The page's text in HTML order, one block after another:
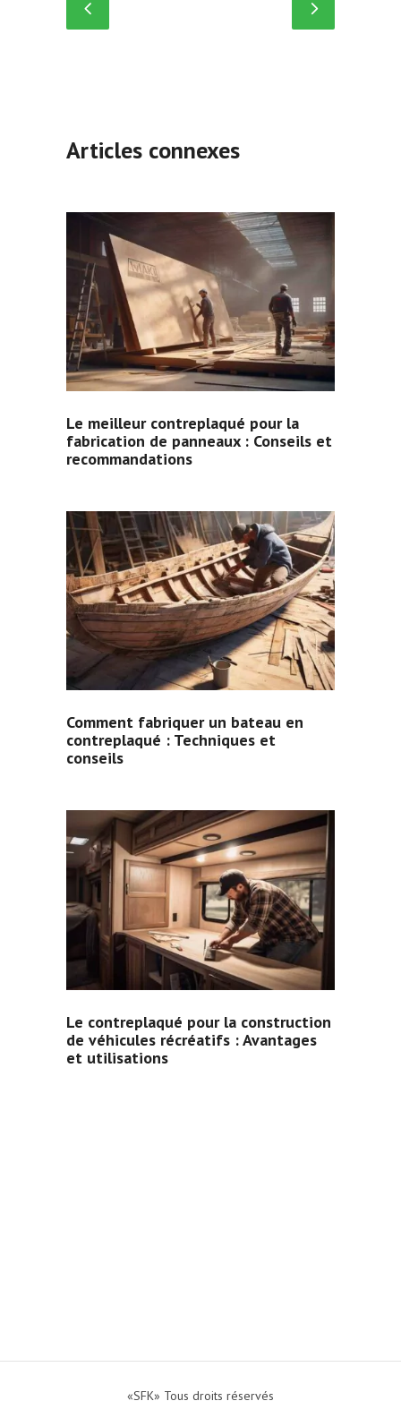
Articles connexes
Le meilleur contreplaqué pour la
fabrication de panneaux : Conseils et
recommandations
Comment fabriquer un bateau en
contreplaqué : Techniques et
conseils
Le contreplaqué pour la construction
de véhicules récréatifs : Avantages
et utilisations
«SFK» Tous droits réservés